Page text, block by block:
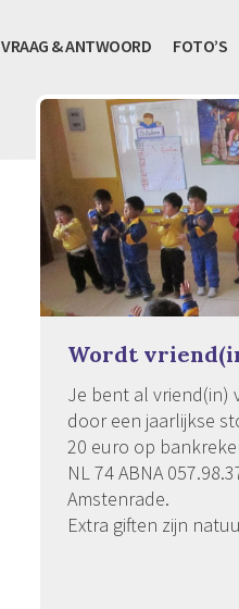
VRAAG & ANTWOORD FOTO’S
Wordt
Je bent al vriend(in)
door een jaarlijkse
20 euro op
NL 74 ABNA
Amstenrade.
Extra giften zijn